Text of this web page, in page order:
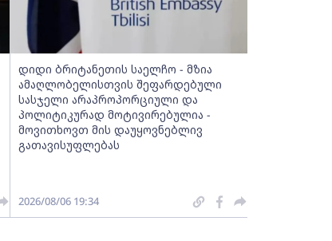
დიდი ბრიტანეთის საელჩო - მზია
ამაღლობელისთვის შეფარდებული
სასჯელი არაპროპორციული და
პოლიტიკურად მოტივირებულია -
მოვითხოვთ მის დაუყოვნებლივ
გათავისუფლებას
2026/08/06 19:34